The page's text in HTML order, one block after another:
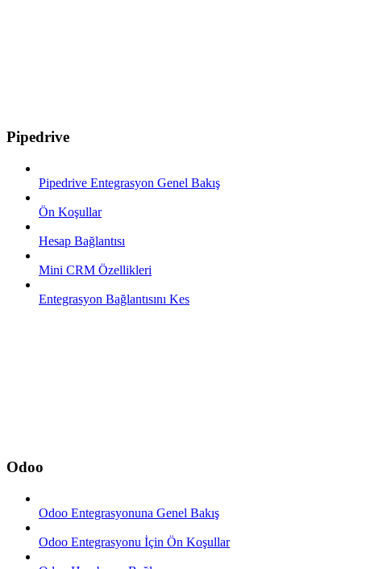
Pipedrive
Pipedrive Entegrasyon Genel Bakış
Ön Koşullar
Hesap Bağlantısı
Mini CRM Özellikleri
Entegrasyon Bağlantısını Kes
Odoo
Odoo Entegrasyonuna Genel Bakış
Odoo Entegrasyonu İçin Ön Koşullar